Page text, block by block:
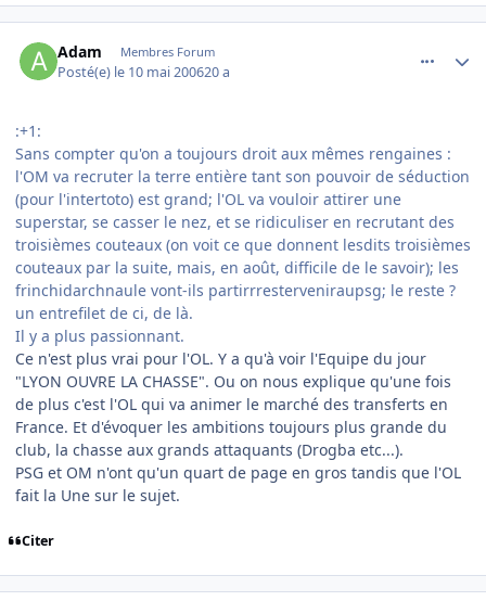
Adam Membres Forum
Posté(e) le 10 mai 200620 a
:+1:
Sans compter qu'on a toujours droit aux mêmes rengaines :
l'OM va recruter la terre entière tant son pouvoir de séduction
(pour l'intertoto) est grand; l'OL va vouloir attirer une
superstar, se casser le nez, et se ridiculiser en recrutant des
troisièmes couteaux (on voit ce que donnent lesdits troisièmes
couteaux par la suite, mais, en août, difficile de le savoir); les
frinchidarchnaule vont-ils partirrresterveniraupsg; le reste ?
un entrefilet de ci, de là.
Il y a plus passionnant.
Ce n'est plus vrai pour l'OL. Y a qu'à voir l'Equipe du jour
"LYON OUVRE LA CHASSE". Ou on nous explique qu'une fois
de plus c'est l'OL qui va animer le marché des transferts en
France. Et d'évoquer les ambitions toujours plus grande du
club, la chasse aux grands attaquants (Drogba etc...).
PSG et OM n'ont qu'un quart de page en gros tandis que l'OL
fait la Une sur le sujet.
Citer